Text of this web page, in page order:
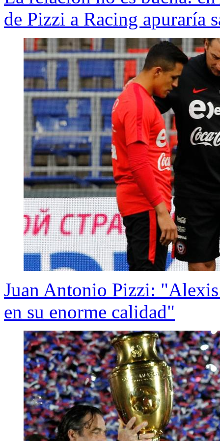
de Pizzi a Racing apuraría
Juan Antonio Pizzi: "Alexis
en su enorme calidad"